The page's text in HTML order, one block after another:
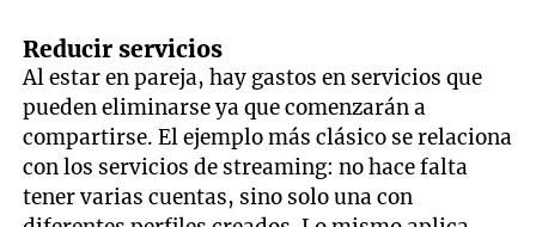
Reducir servicios
Al estar en pareja, hay gastos en servicios que
pueden eliminarse ya que comenzarán a
compartirse. El ejemplo más clásico se relaciona
con los servicios de streaming: no hace falta
tener varias cuentas, sino solo una con